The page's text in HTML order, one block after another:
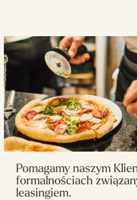
Pomagamy naszym
formalnościach
leasingiem.